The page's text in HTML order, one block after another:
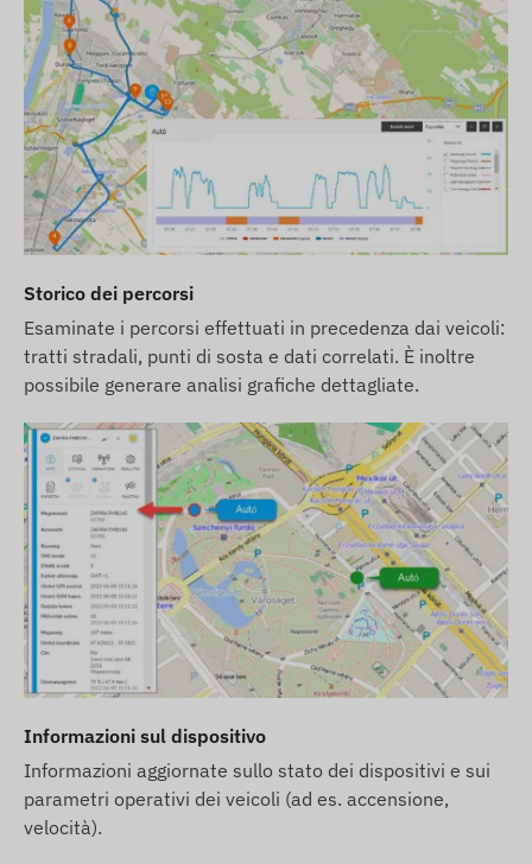
Koszovó, Kirgizisztán, Lettország, Liechtenstein,
Litvánia, Luxemburg, Malajzia, Málta, Mexikó,
Moldova, Monaco, Mongólia, Montenegró,
Montserrat, Hollandia, Új-Zéland, Észak-
Macedónia, Norvégia, Omán, Palesztina
Szultanátus, Paraguay, Peru, Fülöp-szigetek,
Lengyelország, Portugália, Románia, Oroszország,
Saint Kitts és Nevis, Saint Lucia, Saint Vincent és
Szlovénia, Dél-Afrika, Spanyolország, Srí Lanka,
Svédország, Svájc, Thaiföld, Tunézia, Törökország,
Turks- és Caicos-szigetek, Ukrajna, Egyesült Arab
Emírségek, USA, Vietnam, Hongkong.
Szoftver előfizetés esetén, amennyiben az email
típusú értesítések mellett szoftverünk SMS
riasztási szolgáltatását is igénybe kívánja venni,
vásároljon SMS kreditkártyát is, melyet
webáruházunkban, a készülékhez kapcsolódó
termékek között talál.
Le descrizioni e le immagini dei dispositivi sul sito
web si basano sulle informazioni pubblicate dal
produttore, che non sono sempre accurate o prive
modificare determinati parametri o l'imballaggio
del prodotto senza preavviso - l'aggiornamento dei
dati relativi a questi sul nostro sito web avviene
dopo il rilevamento e la valutazione delle
Storico dei percorsi
Esaminate i percorsi effettuati in precedenza dai veicoli:
tratti stradali, punti di sosta e dati correlati. È inoltre
possibile generare analisi grafiche dettagliate.
Informazioni sul dispositivo
Informazioni aggiornate sullo stato dei dispositivi e sui
parametri operativi dei veicoli (ad es. accensione,
velocità).